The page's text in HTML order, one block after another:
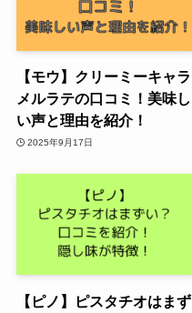
【モウ】クリーミーキャラ
メルラテの口コミ！美味し
い声と理由を紹介！
2025年9月17日
【ピノ】ピスタチオはまず